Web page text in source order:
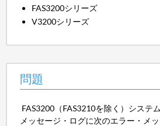
FAS3200シリーズ
V3200シリーズ
問題
FAS3200（FAS3210を除く）システ
メッセージ・ログに次のエラー・メ